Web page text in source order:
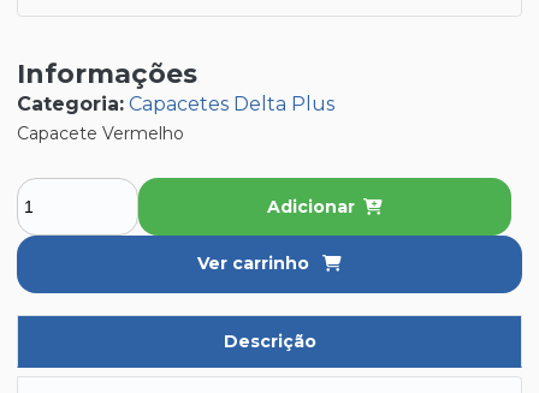
Informações
Categoria: Capacetes Delta Plus
Capacete Vermelho
Adicionar
Ver carrinho
Descrição